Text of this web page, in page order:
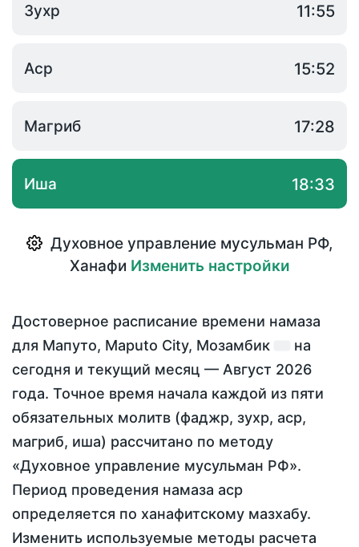
Зухр 11:55
Аср 15:52
Магриб 17:28
Иша 18:33
Духовное управление мусульман РФ,
Ханафи Изменить настройки
Достоверное расписание времени намаза
для Мапуто, Maputo City, Мозамбик
на
сегодня и текущий месяц — Август 2026
года. Точное время начала каждой из пяти
обязательных молитв (фаджр, зухр, аср,
магриб, иша) рассчитано по методу
«Духовное управление мусульман РФ».
Период проведения намаза аср
определяется по ханафитскому мазхабу.
Изменить используемые методы расчета